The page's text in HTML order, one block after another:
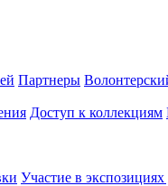
Партнеры
Доступ к коллекциям
Участие в экспозициях